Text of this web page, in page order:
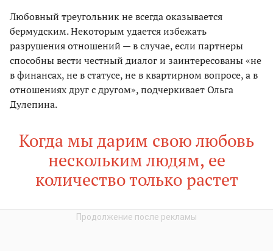
Любовный треугольник не всегда оказывается
бермудским. Некоторым удается избежать
разрушения отношений — в случае, если партнеры
способны вести честный диалог и заинтересованы «не
в финансах, не в статусе, не в квартирном вопросе, а в
отношениях друг с другом», подчеркивает Ольга
Дулепина.
Когда мы дарим свою любовь
нескольким людям, ее
количество только растет